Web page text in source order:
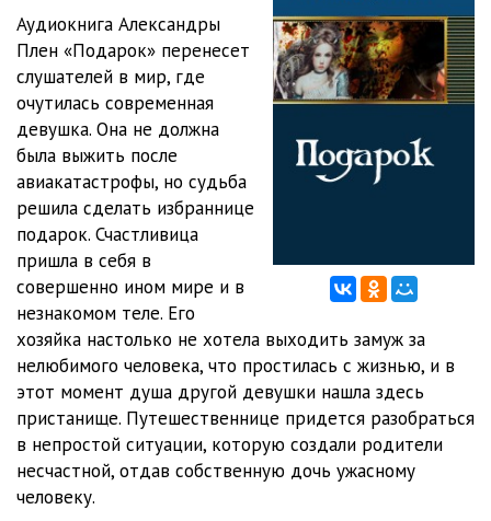
08 27:08
09 30:43
10
11
12
13 34:06
14
15 33:08
16
17 32:58
Аудиокнига Александры
Плен «Подарок» перенесет
слушателей в мир, где
очутилась современная
девушка. Она не должна
была выжить после
авиакатастрофы, но судьба
решила сделать избраннице
подарок. Счастливица
пришла в себя в
совершенно ином мире и в
незнакомом теле. Его
хозяйка настолько не хотела выходить замуж за
нелюбимого человека, что простилась с жизнью, и в
этот момент душа другой девушки нашла здесь
пристанище. Путешественнице придется разобраться
в непростой ситуации, которую создали родители
несчастной, отдав собственную дочь ужасному
человеку.